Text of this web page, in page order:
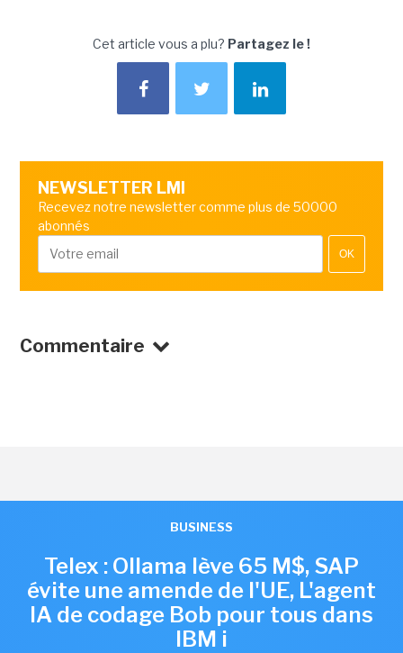
Cet article vous a plu? Partagez le !
NEWSLETTER LMI
Recevez notre newsletter comme plus de 50000
abonnés
OK
Commentaire
BUSINESS
Telex : Ollama lève 65 M$, SAP
évite une amende de l'UE, L'agent
IA de codage Bob pour tous dans
IBM i